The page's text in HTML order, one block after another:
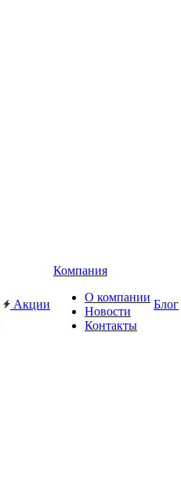
Акции
Компания
О компании
Новости
Контакты
Блог